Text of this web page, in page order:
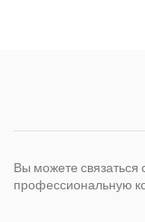
Вы можете
профессиональную